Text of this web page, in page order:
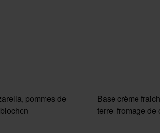
pommes de
Base crème
terre, fromage de